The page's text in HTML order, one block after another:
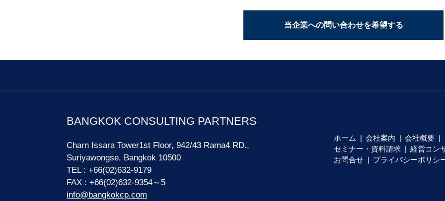
当企業への問い合わせを希望する
BANGKOK CONSULTING PARTNERS
Charn Issara Tower1st Floor, 942/43 Rama4 RD.,
Suriyawongse, Bangkok 10500
TEL : +66(02)632-9179
FAX : +66(02)632-9354～5
info@bangkokcp.com
ホーム 会社案内 会社概要
セミナー・資料請求
経営コン
お問合せ
プライバシーポリシ